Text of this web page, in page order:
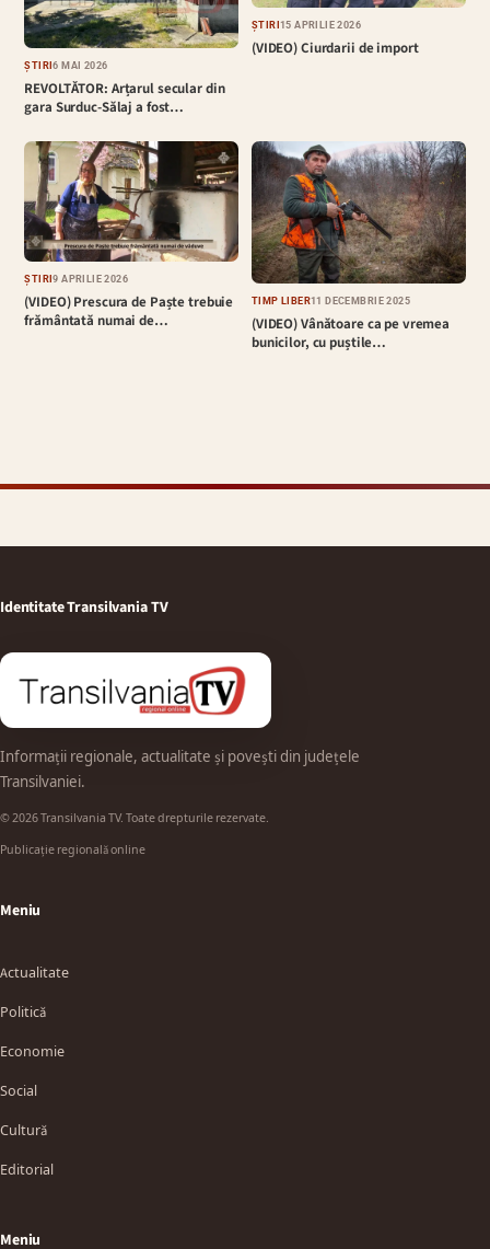
ȘTIRI6 MAI 2026
REVOLTĂTOR: Arțarul secular din
gara Surduc-Sălaj a fost…
ȘTIRI15 APRILIE 2026
(VIDEO) Ciurdarii de import
ȘTIRI9 APRILIE 2026
(VIDEO) Prescura de Paște trebuie
frământată numai de…
TIMP LIBER11 DECEMBRIE 2025
(VIDEO) Vânătoare ca pe vremea
bunicilor, cu puștile…
Identitate Transilvania TV
Informații regionale, actualitate și povești din județele
Transilvaniei.
© 2026 Transilvania TV. Toate drepturile rezervate.
Publicație regională online
Meniu
Actualitate
Politică
Economie
Social
Cultură
Editorial
Meniu